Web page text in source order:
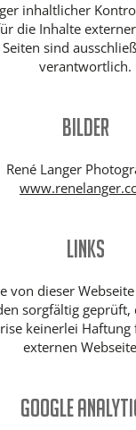
inhaltlicher
die Inhalte
sind
verantwortlich.
Bilder
René Langer
Links
von dieser
sorgfältig
keinerlei
externen
Google